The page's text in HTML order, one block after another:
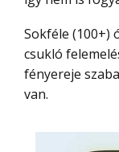
Sokféle (100+) óralap (kezdőlap) választható és
csukló
fényereje
van.